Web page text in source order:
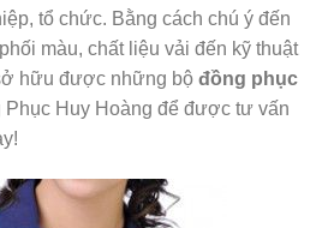
tổ chức. Bằng cách chú ý đến
màu, chất liệu vải đến kỹ thuật
hữu được những bộ đồng phục
Huy Hoàng để được tư vấn